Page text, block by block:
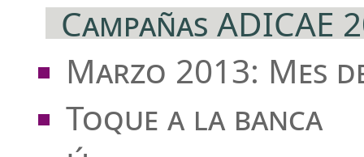
Campañas ADICAE
Marzo 2013: Mes
Toque a la banca